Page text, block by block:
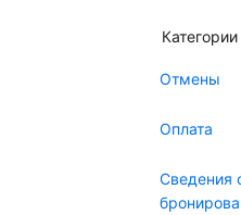
Категории
Отмены
Оплата
Сведения